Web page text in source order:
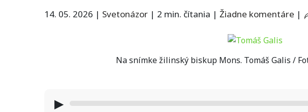
14. 05. 2026 | Svetonázor | 2 min. čítania | Žiadne komentáre |
Na snímke žilinský biskup Mons. Tomáš Galis /
▶